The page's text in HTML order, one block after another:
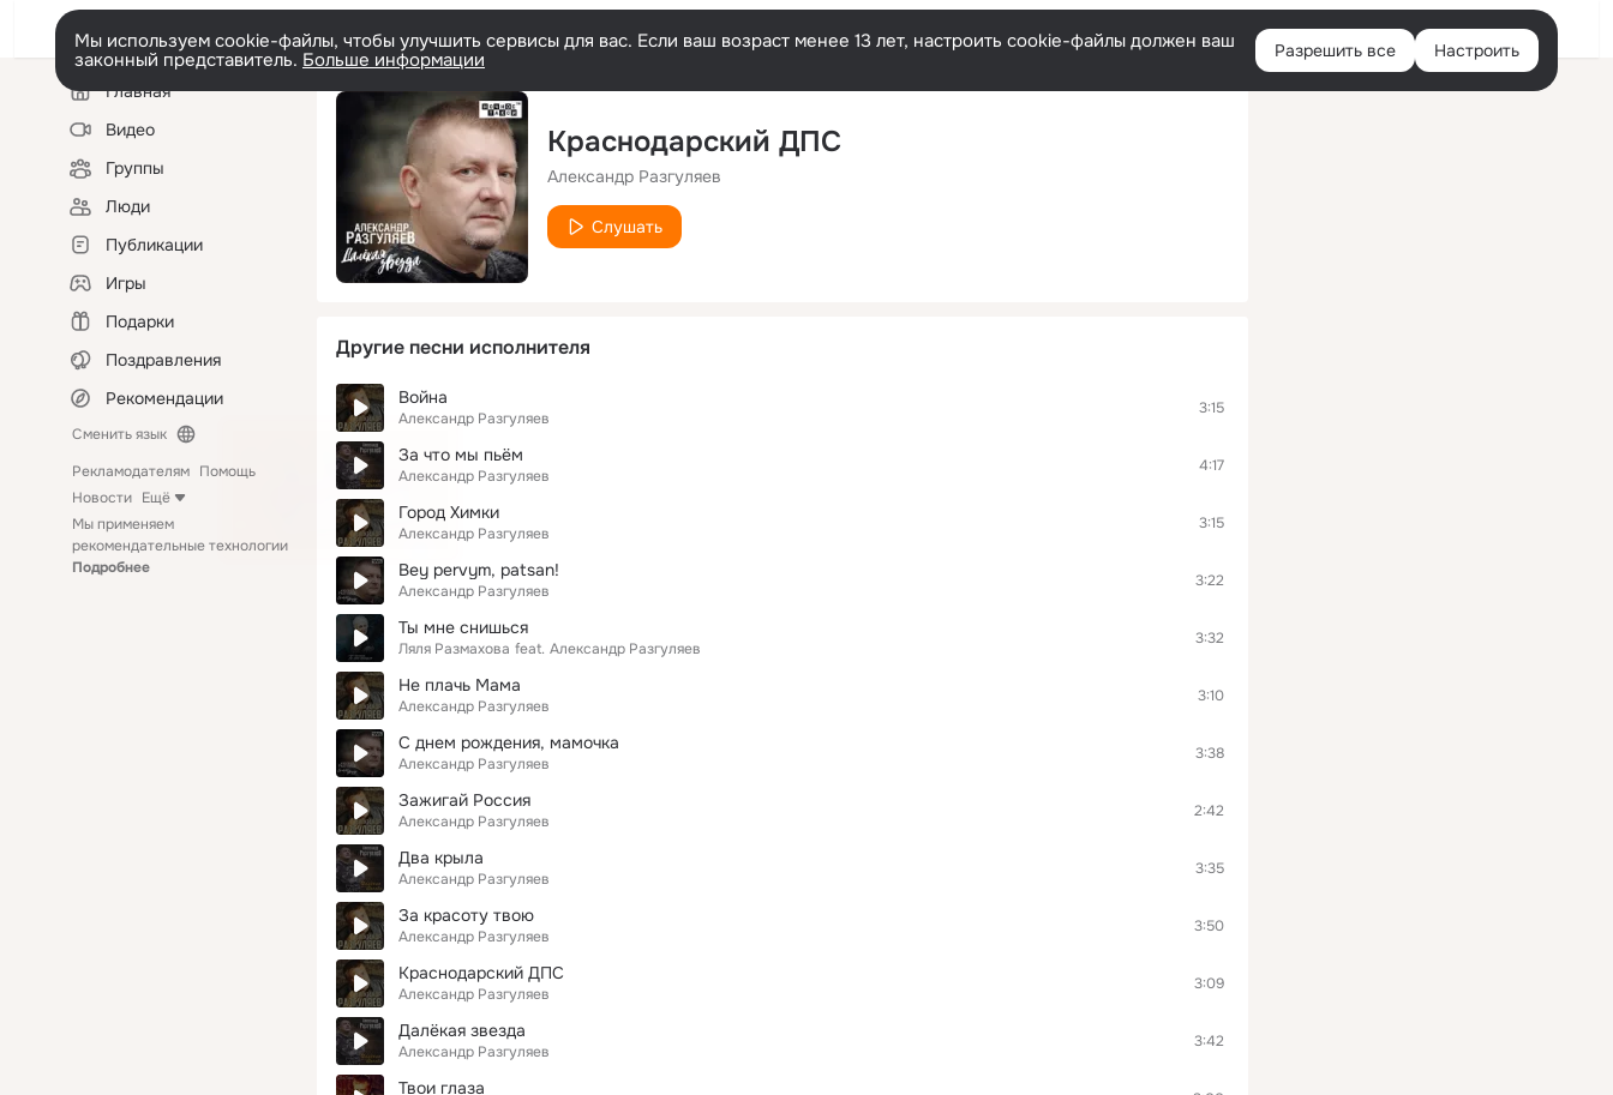
Войти
Мы используем cookie-файлы, чтобы улучшить сервисы для вас. Если ваш возраст менее 13 лет, настроить cookie-файлы должен ваш
законный представитель. Больше информации Разрешить все Настроить
Левая
колонкаГлавная
Видео
Группы
Люди
Публикации
Игры
Подарки
Поздравления
Рекомендации
Сменить язык
Рекламодателям Помощь
Новости Ещё
Мы применяем
рекомендательные технологии
Подробнее
Краснодарский ДПС
Александр Разгуляев
Слушать
Другие песни исполнителя
Война
Александр Разгуляев
3:15
За что мы пьём
Александр Разгуляев
4:17
Город Химки
Александр Разгуляев
3:15
Bey pervym, patsan!
Александр Разгуляев
3:22
Ты мне снишься
Ляля Размахова feat. Александр Разгуляев
3:32
Не плачь Мама
Александр Разгуляев
3:10
С днем рождения, мамочка
Александр Разгуляев
3:38
Зажигай Россия
Александр Разгуляев
2:42
Два крыла
Александр Разгуляев
3:35
За красоту твою
Александр Разгуляев
3:50
Краснодарский ДПС
Александр Разгуляев
3:09
Далёкая звезда
Александр Разгуляев
3:42
Твои глаза